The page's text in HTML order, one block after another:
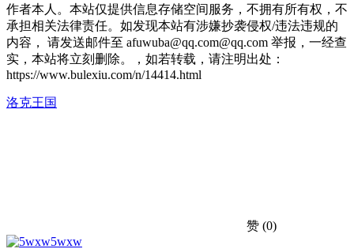
作者本人。本站仅提供信息存储空间服务，不拥有所有权，不
承担相关法律责任。如发现本站有涉嫌抄袭侵权/违法违规的
内容， 请发送邮件至 afuwuba@qq.com@qq.com 举报，一经查
实，本站将立刻删除。，如若转载，请注明出处：
https://www.bulexiu.com/n/14414.html
洛克王国
赞 (0)
5wxw